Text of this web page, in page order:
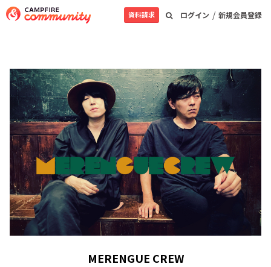
ログイン / 新規会員登録
資料請求
MERENGUE CREW